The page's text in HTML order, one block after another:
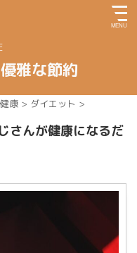
雅な節約
康 > ダイエット >
さんが健康になるだ